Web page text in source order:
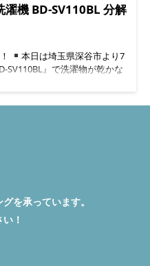
機 BD-SV110BL 分解
本日は埼玉県深谷市より7
SV110BL』で洗濯物が乾かな
ルター清掃後 ・フィルター
ドラム槽清掃前 ドラム槽清
になりました！洗剤カスや
#ドラム式洗濯機
濯機分解クリーニング/修理専
LINEよりお待ちしていま
を承っています。
！